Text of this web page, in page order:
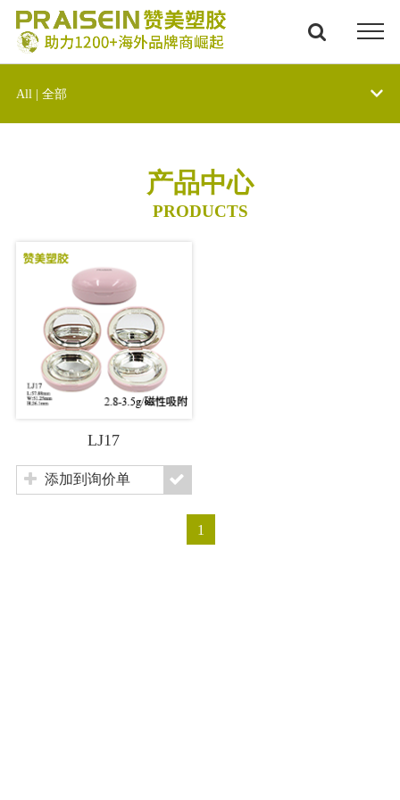
All | 全部
产品中心
PRODUCTS
LJ17
添加到询价单
1